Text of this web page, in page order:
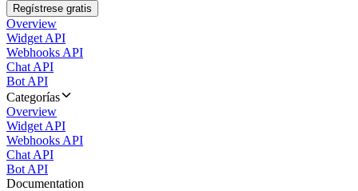
Regístrese gratis
Overview
Widget API
Webhooks API
Chat API
Bot API
Categorías
Overview
Widget API
Webhooks API
Chat API
Bot API
Documentation